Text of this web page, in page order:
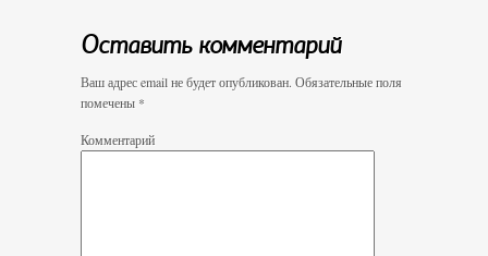
Оставить комментарий
Ваш адрес email не будет опубликован. Обязательные поля
помечены *
Комментарий